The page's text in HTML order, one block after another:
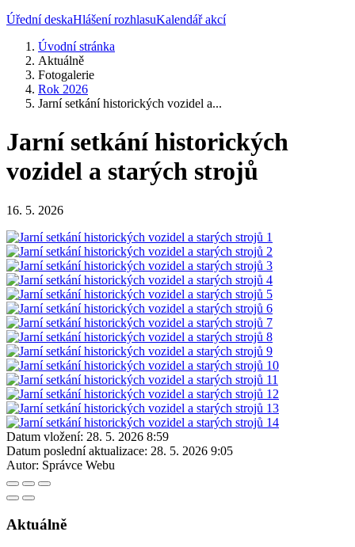
Úřední deskaHlášení rozhlasuKalendář akcí
Úvodní stránka
Aktuálně
Fotogalerie
Rok 2026
Jarní setkání historických vozidel a...
Jarní setkání historických
vozidel a starých strojů
16. 5. 2026
Datum vložení: 28. 5. 2026 8:59
Datum poslední aktualizace: 28. 5. 2026 9:05
Autor: Správce Webu
Aktuálně